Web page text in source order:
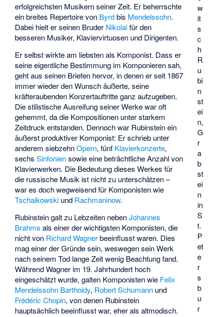
w
it
s
c
h
R
u
bi
n
st
ei
n,
G
r
a
b
st
ei
n
in
S
t.
P
et
e
r
s
b
u
r
erfolgreichsten Musikern seiner Zeit. Er beherrschte
ein breites Repertoire von Byrdbis Mendelssohn.
Dabei hielt er seinen Bruder Nikolaifür den
besseren Musiker, Klaviervirtuosen und Dirigenten.
Er selbst wirkte am liebsten als Komponist. Dass er
seine eigentliche Bestimmung im Komponieren sah,
geht aus seinen Briefen hervor, in denen er seit 1867
immer wieder den Wunsch äußerte, seine
kräfteraubenden Konzertauftritte ganz aufzugeben.
Die stilistische Ausreifung seiner Werke war oft
gehemmt, da die Kompositionen unter starkem
Zeitdruck entstanden. Dennoch war Rubinstein ein
äußerst produktiver Komponist: Er schrieb unter
anderem siebzehnOpern, fünf Klavierkonzerte,
sechsSinfoniensowie eine beträchtliche Anzahl von
Klavierwerken. Die Bedeutung dieses Werkes für
die russische Musik ist nicht zu unterschätzen –
war es doch wegweisend für Komponisten wie
Tschaikowski und Rachmaninow.
Rubinstein galt zu Lebzeiten nebenJohannes
Brahms als einer der wichtigsten Komponisten, die
nicht von Richard Wagnerbeeinflusst waren. Dies
mag einer der Gründe sein, weswegen sein Werk
nach seinem Tod lange Zeit wenig Beachtung fand.
Während Wagner im 19. Jahrhundert hoch
eingeschätzt wurde, galten Komponisten wie Felix
Mendelssohn Bartholdy, Robert Schumann und
Frédéric Chopin, von denen Rubinstein
hauptsächlich beeinflusst war, eher als altmodisch.